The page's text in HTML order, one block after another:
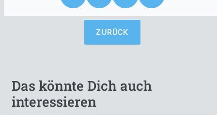
ZURÜCK
Das könnte Dich auch
interessieren